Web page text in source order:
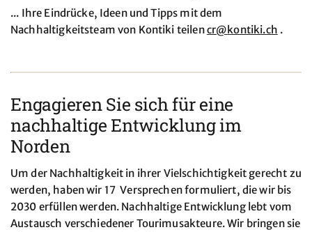
... Ihre Eindrücke, Ideen und Tipps mit dem
Nachhaltigkeitsteam von Kontiki teilencr@ kontiki.ch .
Engagieren Sie sich für eine
nachhaltige Entwicklung im
Norden
Um der Nachhaltigkeit in ihrer Vielschichtigkeit gerecht zu
werden, haben wir 17 Versprechen formuliert, die wir bis
2030 erfüllen werden. Nachhaltige Entwicklung lebt vom
Austausch verschiedener Tourimusakteure. Wir bringen sie